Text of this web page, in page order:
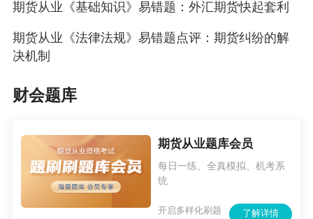
期货从业《基础知识》易错题：外汇期货快起套利
期货从业《法律法规》易错题点评：期货纠纷的解
决机制
财会题库
期货从业题库会员
每日一练、全真模拟、机考系
统
了解详情
开启多样化刷题